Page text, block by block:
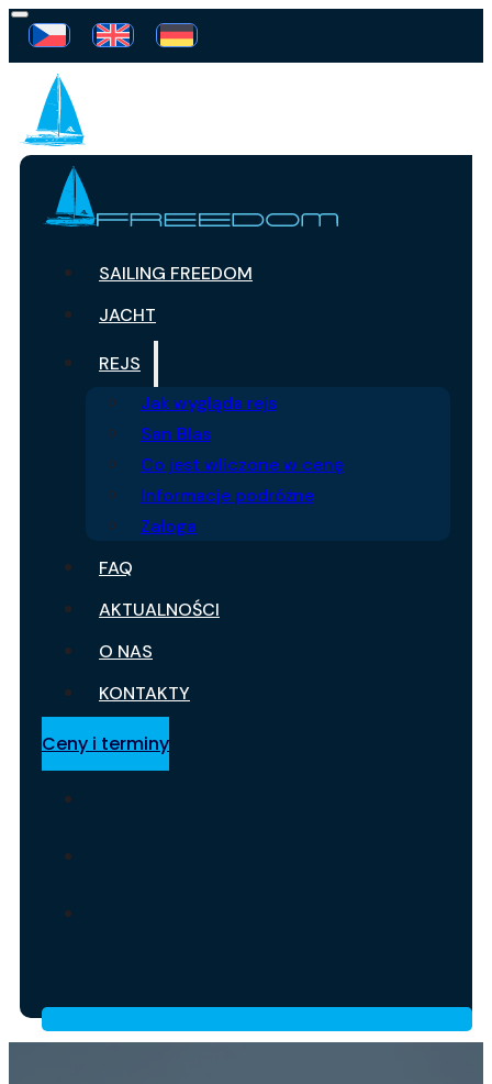
SAILING FREEDOM
JACHT
REJS
Jak wygląda rejs
San Blas
Co jest wliczone w cenę
Informacje podróżne
Załoga
FAQ
AKTUALNOŚCI
O NAS
KONTAKTY
Ceny i terminy